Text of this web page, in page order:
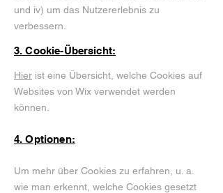
und iv) um das Nutzererlebnis zu
verbessern.
3. Cookie-Übersicht:
Hier ist eine Übersicht, welche Cookies auf
Websites von Wix verwendet werden
können.
4. Optionen:
Um mehr über Cookies zu erfahren, u. a.
wie man erkennt, welche Cookies gesetzt